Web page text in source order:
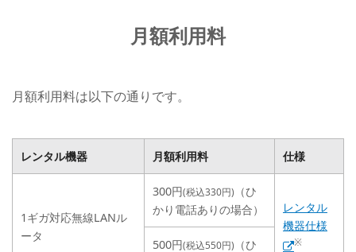
月額利用料
月額利用料は以下の通りです。
レンタル機器 月額利用料 仕様
1ギガ対応無線LANル
ータ
300円(税込330円) （ひ
かり電話ありの場合）
レンタル
機器仕様
※
500円(税込550円) （ひ